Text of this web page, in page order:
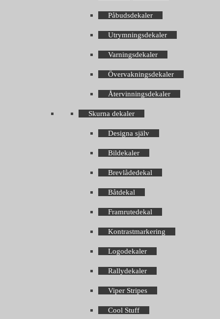
Påbudsdekaler
Utrymningsdekaler
Varningsdekaler
Övervakningsdekaler
Återvinningsdekaler
Skurna dekaler
Designa själv
Bildekaler
Brevlådedekal
Båtdekal
Framrutedekal
Kontrastmarkering
Logodekaler
Rallydekaler
Viper Stripes
Cool Stuff